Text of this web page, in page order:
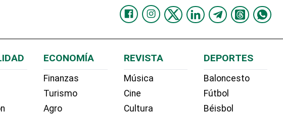
ECONOMÍA
Finanzas
Turismo
Agro
REVISTA
Música
Cine
Cultura
DEPORTES
Baloncesto
Fútbol
Béisbol